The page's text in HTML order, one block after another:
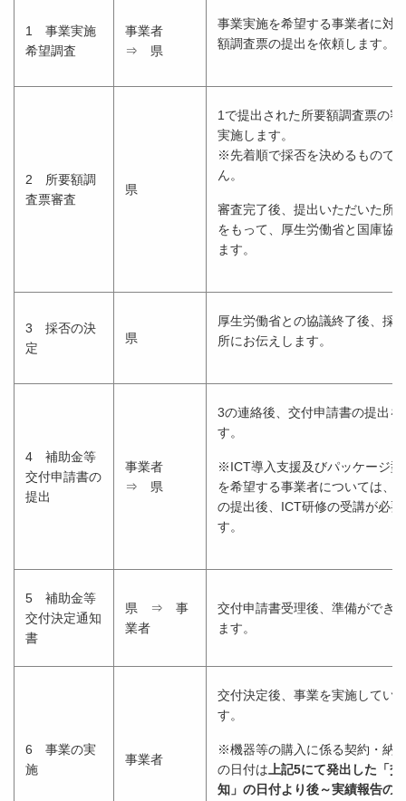
1 事業実施
希望調査
事業者
⇒ 県
事業実施を希望する事業者に対
額調査票の提出を依頼します。
2 所要額調
査票審査
県
1で提出された所要額調査票の審
実施します。
※先着順で採否を決めるもので
ん。
審査完了後、提出いただいた所
をもって、厚生労働省と国庫協
ます。
3 採否の決
定
県
厚生労働省との協議終了後、採
所にお伝えします。
4 補助金等
交付申請書の
提出
事業者
⇒ 県
3の連絡後、交付申請書の提出を
す。
※ICT導入支援及びパッケージ型
を希望する事業者については、
の提出後、ICT研修の受講が必
す。
5 補助金等
交付決定通知
書
県 ⇒ 事
業者
交付申請書受理後、準備ができ
ます。
6 事業の実
施
事業者
交付決定後、事業を実施してい
す。
※機器等の購入に係る契約・納
の日付は 上記5にて発出した「
知」の日付より後～実績報告の